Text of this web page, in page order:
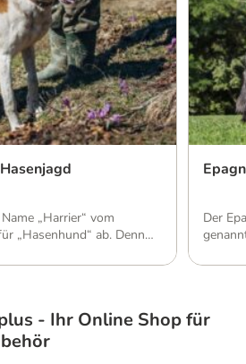
„Harrier“ vom
„Hasenhund“ ab. Denn
verbunden. Wo
Kleiner als ein
Einschlag: […]
Der
- Ihr Online Shop für